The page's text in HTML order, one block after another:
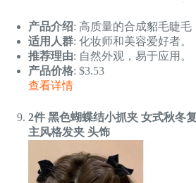
产品介绍: 高质量的合成貂毛睫毛
适用人群: 化妆师和美容爱好者。
推荐理由: 自然外观，易于应用。
产品价格: $3.53
查看详情
2件 黑色蝴蝶结小抓夹 女式秋冬
主风格发夹 头饰